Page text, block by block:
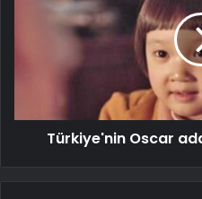
Türkiye'nin Oscar